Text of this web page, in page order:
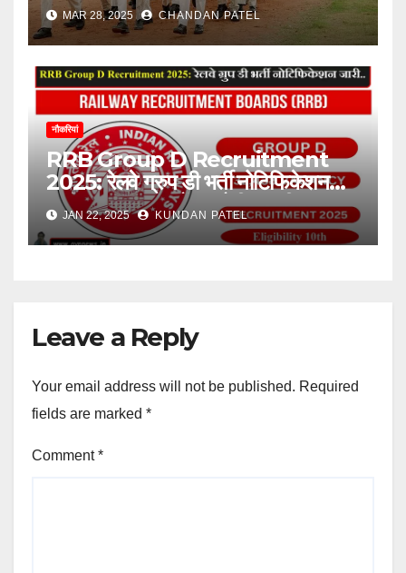
अप्लाई
MAR 28, 2025 CHANDAN PATEL
नौकरियां
RRB Group D Recruitment
2025: रेलवे ग्रुप डी भर्ती नोटिफिकेशन
जारी, 32,438 पदों पर होगी बहाली..
JAN 22, 2025 KUNDAN PATEL
Leave a Reply
Your email address will not be published. Required
fields are marked *
Comment*